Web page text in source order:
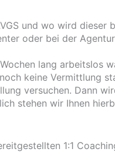
und wo wird dieser
oder bei der
lang arbeitslos
keine Vermittlung
versuchen. Dann
stehen wir Ihnen
1:1